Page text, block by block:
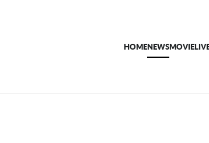
HOMENEWSMOVIE